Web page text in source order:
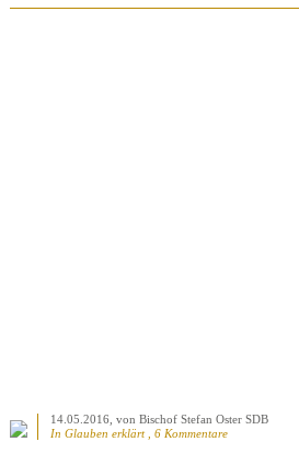
14.05.2016 , von Bischof Stefan Oster SDB
In Glauben erklärt, 6 Kommentare